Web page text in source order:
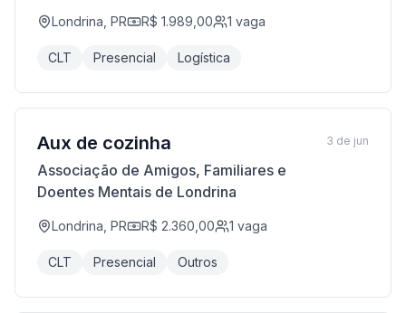
Londrina, PR R$ 1.989,00 1 vaga
CLT Presencial Logística
Aux de cozinha
Associação de Amigos, Familiares e
Doentes Mentais de Londrina
Londrina, PR R$ 2.360,00 1 vaga
CLT Presencial Outros
3 de jun